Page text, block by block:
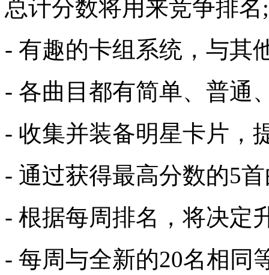
总计分数将用来竞争排名;
- 有趣的卡组系统，与其
- 各曲目都有简单、普通
- 收集并装备明星卡片，
- 通过获得最高分数的5
- 根据每周排名，将决定
- 每周与全新的20名相同